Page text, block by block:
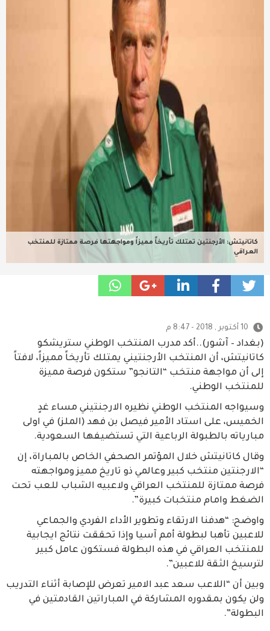
كاتانيتش: الأرجنتين تمتلك تأريخاً مميزاً ومواجهتها فرصة ممتازة للمنتخب
العراقي
10 أكتوبر , 2018 - 8:47 م
(بغداد – آشور)..أكد مدرب المنتخب الوطني ستريشكو
كاتانيتش، أن المنتخب الأرجنتيني يمتلك تأريخاً مميزاً، لافتاً
إلى أن مواجهة منتخب “التانجو” ستكون فرصة مميزة
للمنتخب الوطني.
وسيواجه المنتخب الوطني نظيره الارجنتيني مساء غدٍ
الخميس، على استاد الأمير فيصل بن فهد (الملز) في اولى
مبارياته بالطبولة الرباعية التي تستضيفها السعودية.
وقال كاتانيتش خلال المؤتمر الصحفي الخاص بالمباراة، إن
“الارجنتين منتخب كبير وعالمي ذو تاريخ مميز ومواجهته
فرصة ممتازة للمنتخب العراقي ولاعبيه الشباب للعب تحت
الضغط وامام منتخبات كبيرة”.
واوضح: “هدفنا الارتقاء وتطوير الأداء الفردي والجماعي
للاعبين تأهبا لبطولة أمم آسيا وإذا تحققت نتائج ايجابية
للمنتخب العراقي في هذه البطولة فستكون عامل كبير
لترسيخ الثقة للاعبين”.
وبين أن “اللاعب سعد عبد الامير تعرض للإصابة أثناء التدريب
ولن يكون بمقدوره المشاركة في المباراتين القادمتين في
البطولة”.
تحقيقات صحفية
عامة ومنوعات
طب وصحة